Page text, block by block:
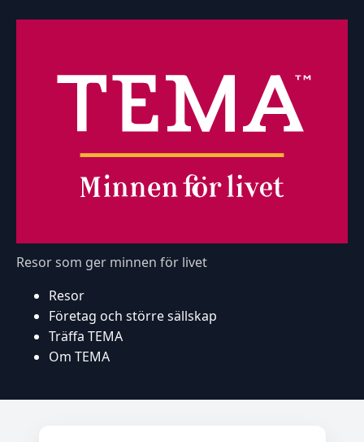
Resor som ger minnen för livet
Resor
Företag och större sällskap
Träffa TEMA
Om TEMA